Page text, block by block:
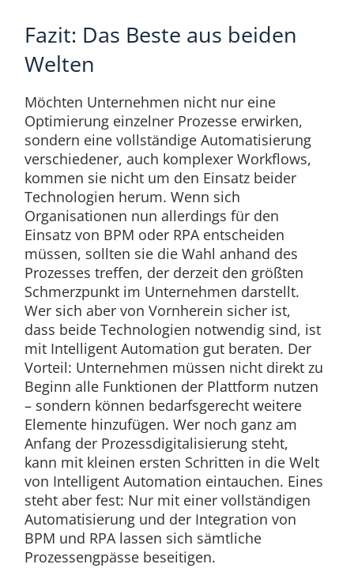
Fazit: Das Beste aus beiden
Welten
Möchten Unternehmen nicht nur eine
Optimierung einzelner Prozesse erwirken,
sondern eine vollständige Automatisierung
verschiedener, auch komplexer Workflows,
kommen sie nicht um den Einsatz beider
Technologien herum. Wenn sich
Organisationen nun allerdings für den
Einsatz von BPM oder RPA entscheiden
müssen, sollten sie die Wahl anhand des
Prozesses treffen, der derzeit den größten
Schmerzpunkt im Unternehmen darstellt.
Wer sich aber von Vornherein sicher ist,
dass beide Technologien notwendig sind, ist
mit Intelligent Automation gut beraten. Der
Vorteil: Unternehmen müssen nicht direkt zu
Beginn alle Funktionen der Plattform nutzen
– sondern können bedarfsgerecht weitere
Elemente hinzufügen. Wer noch ganz am
Anfang der Prozessdigitalisierung steht,
kann mit kleinen ersten Schritten in die Welt
von Intelligent Automation eintauchen. Eines
steht aber fest: Nur mit einer vollständigen
Automatisierung und der Integration von
BPM und RPA lassen sich sämtliche
Prozessengpässe beseitigen.